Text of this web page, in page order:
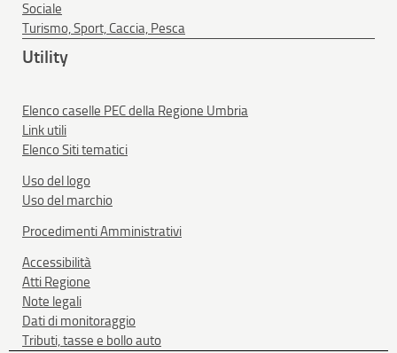
Sociale
Turismo, Sport, Caccia, Pesca
Utility
Elenco caselle PEC della Regione Umbria
Link utili
Elenco Siti tematici
Uso del logo
Uso del marchio
Procedimenti Amministrativi
Accessibilità
Atti Regione
Note legali
Dati di monitoraggio
Tributi, tasse e bollo auto